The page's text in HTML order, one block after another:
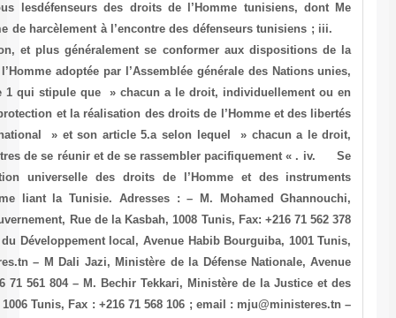
l’intégrité physique et psychologique de tous lesdéfenseurs des
Nasraoui ; ii. Mettre un terme à toute forme de harcèlement à
Garantir la liberté de réunion et d’association, et plus
Déclaration sur les défenseurs des droits de l’Homme adoptée par
le 9 décembre 1998, notamment à son article 1 qui stipule que »
association avec d’autres, de promouvoir la protection et la
fondamentales aux niveaux national et international » et son
individuellement ou en association avec d’autres de se réunir et
conformer aux dispositions de la Déclaration universelle des
internationaux relatifs aux droits de l’Homme liant la Tunisie.
Premier Ministère, Secrétariat Général du Gouvernement, Rue de la
– M. Hédi M’henni, Ministère de l’Intérieur et du Développement
Fax: +216 71 340 888 ; email :mint@ministeres.tn – M Dali Jazi,
Bab Mnara, La Kasbah, 1008 Tunis, Fax: +216 71 561 804 – M.
Droits de l’homme, 57, Boulevard Bab Benat, 1006 Tunis, Fax : +216